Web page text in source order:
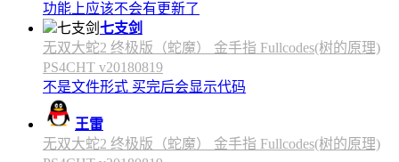
功能上应该不会有更新了
七支剑
无双大蛇2 终极版（蛇魔） 金手指 Fullcodes(树的原理)
PS4CHT v20180819
不是文件形式 买完后会显示代码
王雷
无双大蛇2 终极版（蛇魔） 金手指 Fullcodes(树的原理)